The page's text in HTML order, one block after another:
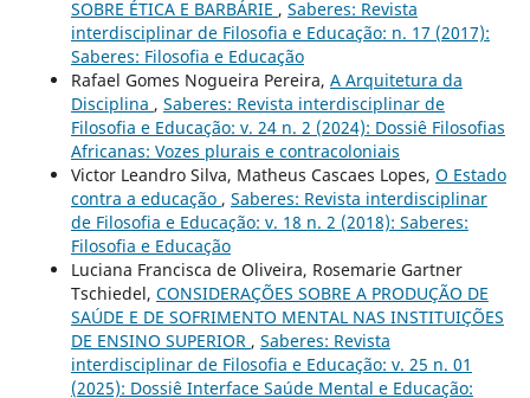
SOBRE ÉTICA E BARBÁRIE , Saberes: Revista
interdisciplinar de Filosofia e Educação: n. 17 (2017):
Saberes: Filosofia e Educação
Rafael Gomes Nogueira Pereira, A Arquitetura da
Disciplina , Saberes: Revista interdisciplinar de
Filosofia e Educação: v. 24 n. 2 (2024): Dossiê Filosofias
Africanas: Vozes plurais e contracoloniais
Victor Leandro Silva, Matheus Cascaes Lopes, O Estado
contra a educação , Saberes: Revista interdisciplinar
de Filosofia e Educação: v. 18 n. 2 (2018): Saberes:
Filosofia e Educação
Luciana Francisca de Oliveira, Rosemarie Gartner
Tschiedel, CONSIDERAÇÕES SOBRE A PRODUÇÃO DE
SAÚDE E DE SOFRIMENTO MENTAL NAS INSTITUIÇÕES
DE ENSINO SUPERIOR , Saberes: Revista
interdisciplinar de Filosofia e Educação: v. 25 n. 01
(2025): Dossiê Interface Saúde Mental e Educação: